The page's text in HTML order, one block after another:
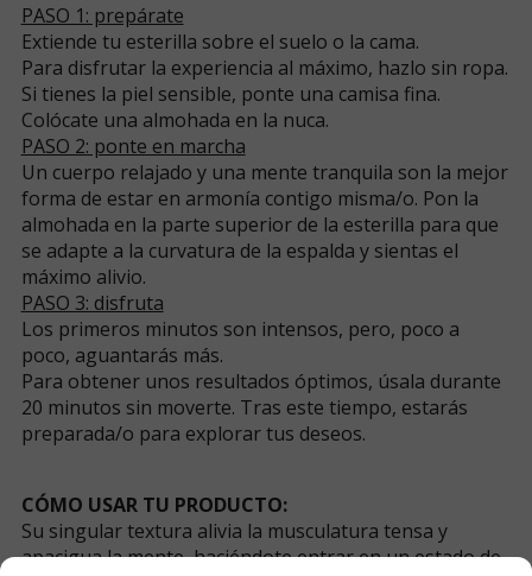
PASO 1: prepárate
Extiende tu esterilla sobre el suelo o la cama.
Para disfrutar la experiencia al máximo, hazlo sin ropa.
Si tienes la piel sensible, ponte una camisa fina.
Colócate una almohada en la nuca.
PASO 2: ponte en marcha
Un cuerpo relajado y una mente tranquila son la mejor
forma de estar en armonía contigo misma/o. Pon la
almohada en la parte superior de la esterilla para que
se adapte a la curvatura de la espalda y sientas el
máximo alivio.
PASO 3: disfruta
Los primeros minutos son intensos, pero, poco a
poco, aguantarás más.
Para obtener unos resultados óptimos, úsala durante
20 minutos sin moverte. Tras este tiempo, estarás
preparada/o para explorar tus deseos.
CÓMO USAR TU PRODUCTO:
Su singular textura alivia la musculatura tensa y
apacigua la mente, haciéndote entrar en un estado de